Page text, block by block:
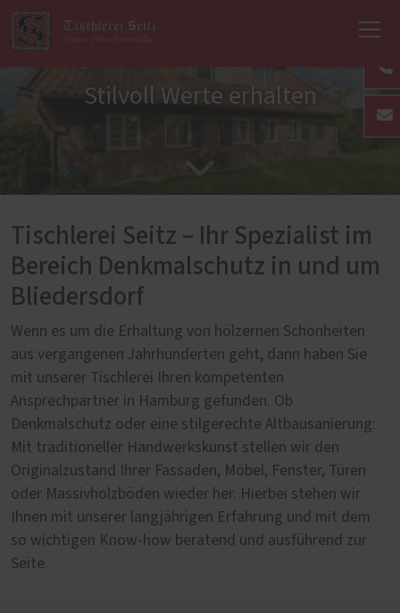
Stilvoll Werte erhalten
Tischlerei Seitz – Ihr Spezialist im
Bereich Denkmalschutz in und um
Bliedersdorf
Wenn es um die Erhaltung von hölzernen Schönheiten
aus vergangenen Jahrhunderten geht, dann haben Sie
mit unserer Tischlerei Ihren kompetenten
Ansprechpartner in Hamburg gefunden. Ob
Denkmalschutz oder eine stilgerechte Altbausanierung:
Mit traditioneller Handwerkskunst stellen wir den
Originalzustand Ihrer Fassaden, Möbel, Fenster, Türen
oder Massivholzböden wieder her. Hierbei stehen wir
Ihnen mit unserer langjährigen Erfahrung und mit dem
so wichtigen Know-how beratend und ausführend zur
Seite.